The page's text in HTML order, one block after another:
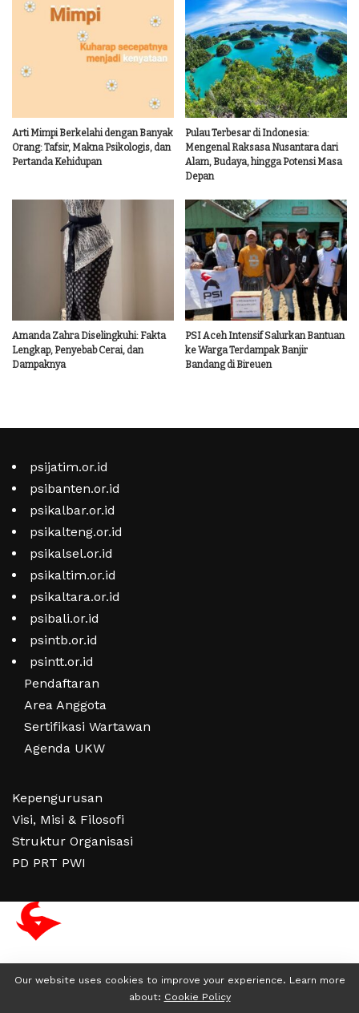
Arti Mimpi Berkelahi dengan Banyak
Orang: Tafsir, Makna Psikologis, dan
Pertanda Kehidupan
Pulau Terbesar di Indonesia:
Mengenal Raksasa Nusantara dari
Alam, Budaya, hingga Potensi Masa
Depan
Amanda Zahra Diselingkuhi: Fakta
Lengkap, Penyebab Cerai, dan
Dampaknya
PSI Aceh Intensif Salurkan Bantuan
ke Warga Terdampak Banjir
Bandang di Bireuen
psijatim.or.id
psibanten.or.id
psikalbar.or.id
psikalteng.or.id
psikalsel.or.id
psikaltim.or.id
psikaltara.or.id
psibali.or.id
psintb.or.id
psintt.or.id
Pendaftaran
Area Anggota
Sertifikasi Wartawan
Agenda UKW
Kepengurusan
Visi, Misi & Filosofi
Struktur Organisasi
PD PRT PWI
Our website uses cookies to improve your experience. Learn more
about: Cookie Policy